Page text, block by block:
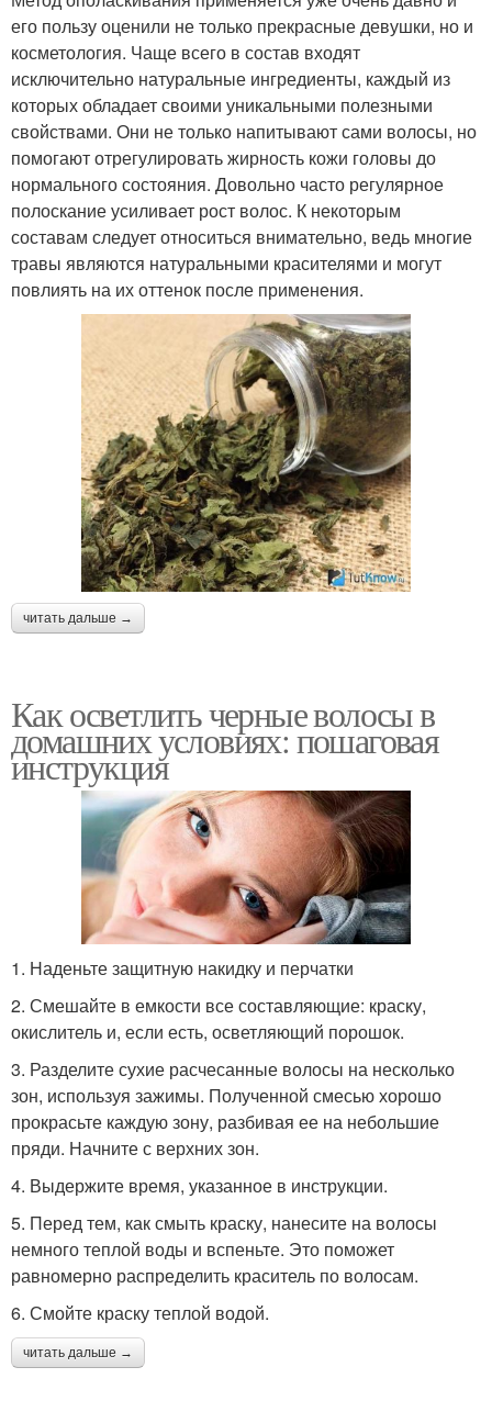
его пользу оценили не только прекрасные девушки, но и
косметология. Чаще всего в состав входят
исключительно натуральные ингредиенты, каждый из
которых обладает своими уникальными полезными
свойствами. Они не только напитывают сами волосы, но
помогают отрегулировать жирность кожи головы до
нормального состояния. Довольно часто регулярное
полоскание усиливает рост волос. К некоторым
составам следует относиться внимательно, ведь многие
травы являются натуральными красителями и могут
повлиять на их оттенок после применения.
читать дальше →
Как осветлить черные волосы в
домашних условиях: пошаговая
инструкция
1. Наденьте защитную накидку и перчатки
2. Смешайте в емкости все составляющие: краску,
окислитель и, если есть, осветляющий порошок.
3. Разделите сухие расчесанные волосы на несколько
зон, используя зажимы. Полученной смесью хорошо
прокрасьте каждую зону, разбивая ее на небольшие
пряди. Начните с верхних зон.
4. Выдержите время, указанное в инструкции.
5. Перед тем, как смыть краску, нанесите на волосы
немного теплой воды и вспеньте. Это поможет
равномерно распределить краситель по волосам.
6. Смойте краску теплой водой.
читать дальше →